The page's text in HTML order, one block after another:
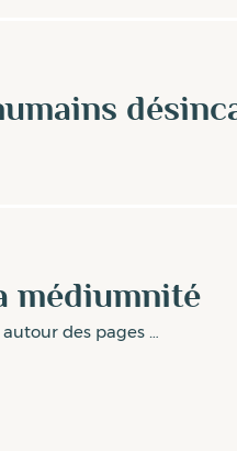
médiumnité
des pages …